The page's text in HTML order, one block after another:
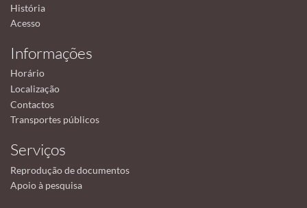
História
Acesso
Informações
Horário
Localização
Contactos
Transportes públicos
Serviços
Reprodução de documentos
Apoio à pesquisa